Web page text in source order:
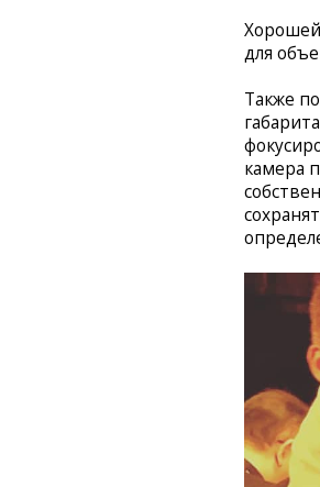
Хорошей
для
Также
камера